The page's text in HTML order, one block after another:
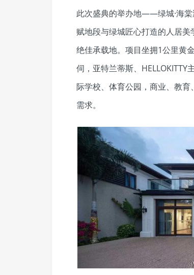
此次盛典的举办地——绿城·海
赋地段与绿城匠心打造的人居
绝佳承载地。项目坐拥1公里黄
伺，亚特兰蒂斯、
际学校、体育公园，商业、教
需求。